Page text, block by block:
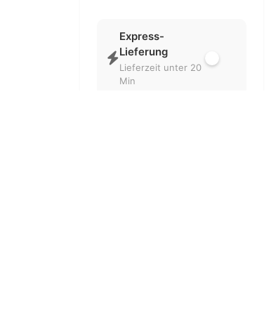
Express-
Lieferung
Lieferzeit unter 20
Min